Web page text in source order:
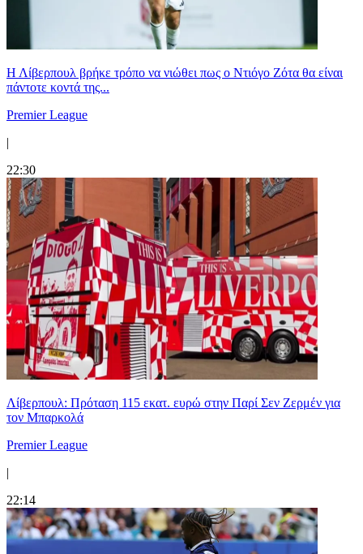
Η Λίβερπουλ βρήκε τρόπο να νιώθει πως ο Ντιόγο Ζότα θα είναι
πάντοτε κοντά της...
Premier League
|
22:30
Λίβερπουλ: Πρόταση 115 εκατ. ευρώ στην Παρί Σεν Ζερμέν για
τον Μπαρκολά
Premier League
|
22:14